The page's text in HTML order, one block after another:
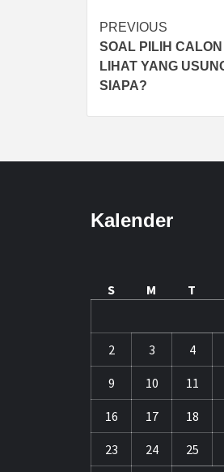
Post
navigation
PREVIOUS
SOAL PILIH
LIHAT YANG
SIAPA?
Kalender
S
M T
2 3 4
9 10 11
16 17 18
23 24 25